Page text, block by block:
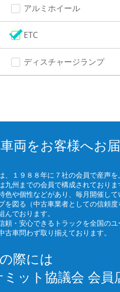
アルミホイール
ETC
ディスチャージランプ
両をお客様へお届
１９８８年に７社の会員で産声を
州までの会員で構成されておりま
色や個性などがあり、毎月開催し
を図る（中古車業者としての信頼
でおります。
頼・安心できるトラックを全国のユ
車問わず取り揃えております。
際には
ット協議会 会員